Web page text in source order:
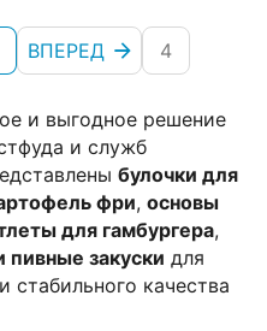
и выгодное решение
и служб
булочки для
фри, основы
для гамбургера,
пивные закуски для
стабильного качества
ВПЕРЕД 4